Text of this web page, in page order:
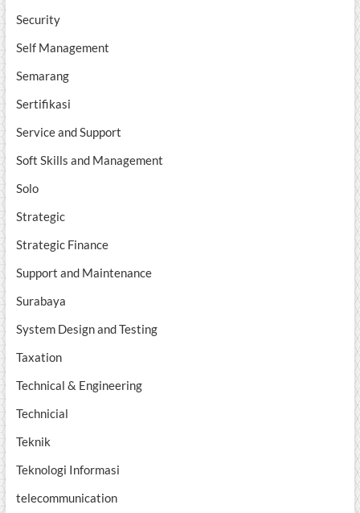
Security
Self Management
Semarang
Sertifikasi
Service and Support
Soft Skills and Management
Solo
Strategic
Strategic Finance
Support and Maintenance
Surabaya
System Design and Testing
Taxation
Technical & Engineering
Technicial
Teknik
Teknologi Informasi
telecommunication